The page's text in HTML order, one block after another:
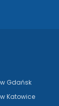
Gdańsk
Katowice